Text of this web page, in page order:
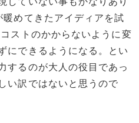
めてきたアイディアを試
ストのかからないように変
にできるようになる。とい
するのが大人の役目であっ
い訳ではないと思うので